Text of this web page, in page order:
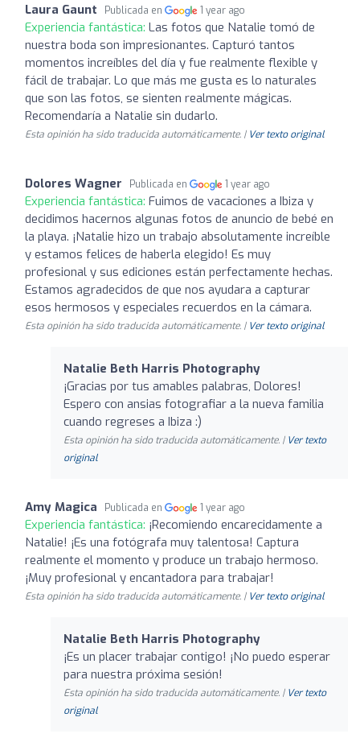
Laura Gaunt Publicada en 1 year ago
Experiencia fantástica: Las fotos que Natalie tomó de
nuestra boda son impresionantes. Capturó tantos
momentos increíbles del día y fue realmente flexible y
fácil de trabajar. Lo que más me gusta es lo naturales
que son las fotos, se sienten realmente mágicas.
Recomendaría a Natalie sin dudarlo.
Esta opinión ha sido traducida automáticamente. | Ver texto original
Dolores Wagner Publicada en 1 year ago
Experiencia fantástica: Fuimos de vacaciones a Ibiza y
decidimos hacernos algunas fotos de anuncio de bebé en
la playa. ¡Natalie hizo un trabajo absolutamente increíble
y estamos felices de haberla elegido! Es muy
profesional y sus ediciones están perfectamente hechas.
Estamos agradecidos de que nos ayudara a capturar
esos hermosos y especiales recuerdos en la cámara.
Esta opinión ha sido traducida automáticamente. | Ver texto original
Natalie Beth Harris Photography
¡Gracias por tus amables palabras, Dolores!
Espero con ansias fotografiar a la nueva familia
cuando regreses a Ibiza :)
Esta opinión ha sido traducida automáticamente. | Ver texto
original
Amy Magica Publicada en 1 year ago
Experiencia fantástica: ¡Recomiendo encarecidamente a
Natalie! ¡Es una fotógrafa muy talentosa! Captura
realmente el momento y produce un trabajo hermoso.
¡Muy profesional y encantadora para trabajar!
Esta opinión ha sido traducida automáticamente. | Ver texto original
Natalie Beth Harris Photography
¡Es un placer trabajar contigo! ¡No puedo esperar
para nuestra próxima sesión!
Esta opinión ha sido traducida automáticamente. | Ver texto
original